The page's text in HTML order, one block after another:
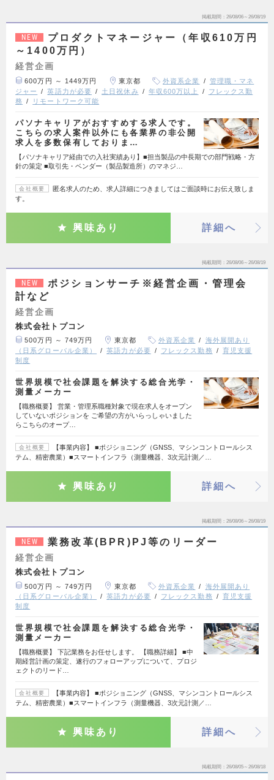
掲載期間 26/08/06～26/08/19
NEW
プロダクトマネージャー（年収610万円
～1400万円）
経営企画
600万円 ～ 1449万円 東京都 外資系企業
管理職・マネ
ジャー
英語力が必要 土日祝休み 年収600万以上
フレックス勤
務
リモートワーク可能
パソナキャリアがおすすめする求人です。
こちらの求人案件以外にも各業界の非公開
求人を多数保有しておりま…
【パソナキャリア経由での入社実績あり】■担当製品の中長期での部門戦略・方
針の策定 ■取引先・ベンダー（製品製造所）のマネジ…
会社概要
匿名求人のため、求人詳細につきましてはご面談時にお伝え致しま
す。
興味あり 詳細へ
掲載期間 26/08/06～26/08/19
NEW
ポジションサーチ※経営企画・管理会
計など
経営企画
株式会社トプコン
500万円 ～ 749万円 東京都 外資系企業
海外展開あり
（日系グローバル企業）
英語力が必要 フレックス勤務
育児支援
制度
世界規模で社会課題を解決する総合光学・
測量メーカー
【職務概要】 営業・管理系職種対象で現在求人をオープン
していないポジションを ご希望の方がいらっしゃいました
らこちらのオープ…
会社概要
【事業内容】 ■ポジショニング（GNSS、マシンコントロールシス
テム、精密農業）■スマートインフラ（測量機器、3次元計測／…
興味あり 詳細へ
掲載期間 26/08/06～26/08/19
NEW 業務改革(BPR)PJ等のリーダー
経営企画
株式会社トプコン
500万円 ～ 749万円 東京都 外資系企業
海外展開あり
（日系グローバル企業）
英語力が必要 フレックス勤務
育児支援
制度
世界規模で社会課題を解決する総合光学・
測量メーカー
【職務概要】 下記業務をお任せします。 【職務詳細】 ■中
期経営計画の策定、遂行のフォローアップについて、プロジ
ェクトのリード…
会社概要
【事業内容】 ■ポジショニング（GNSS、マシンコントロールシス
テム、精密農業）■スマートインフラ（測量機器、3次元計測／…
興味あり 詳細へ
掲載期間 26/08/05～26/08/18